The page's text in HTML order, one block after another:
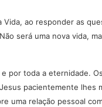
ao responder as
será uma nova vida,
por toda a eternidade.
pacientemente lhes
uma relação pessoal